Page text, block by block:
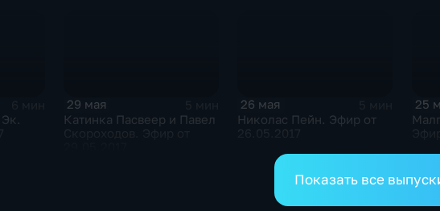
29 мая
Катинка Пасвеер и Павел
26 мая
Николас Пейн. Эфир от
25
Показать все